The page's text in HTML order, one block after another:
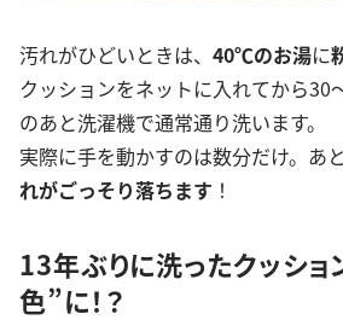
汚れがひどいときは、 40℃のお湯に
クッションをネットに入れてから30
のあと洗濯機で通常通り洗います。
実際に手を動かすのは数分だけ。あ
れがごっそり落ちます ！
13年ぶりに洗ったクッショ
色”に！？